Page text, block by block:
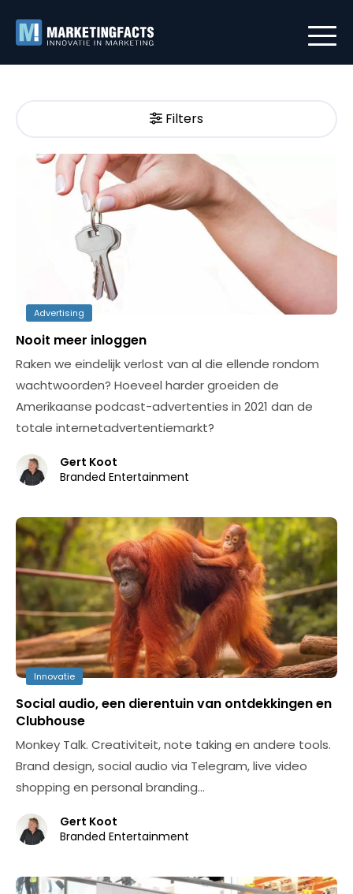
Filters
Advertising
Nooit meer inloggen
Raken we eindelijk verlost van al die ellende rondom
wachtwoorden? Hoeveel harder groeiden de
Amerikaanse podcast-advertenties in 2021 dan de
totale internetadvertentiemarkt?
Gert Koot
Branded Entertainment
Innovatie
Social audio, een dierentuin van ontdekkingen en
Clubhouse
Monkey Talk. Creativiteit, note taking en andere tools.
Brand design, social audio via Telegram, live video
shopping en personal branding…
Gert Koot
Branded Entertainment